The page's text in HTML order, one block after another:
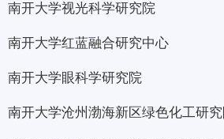
南开大学视光科学研究院
南开大学红蓝融合研究中心
南开大学眼科学研究院
南开大学沧州渤海新区绿色化工研